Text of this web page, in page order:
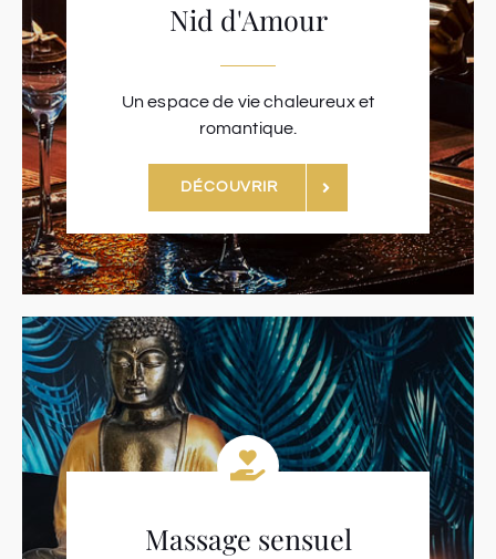
Nid d'Amour
Un espace de vie chaleureux et
romantique.
DÉCOUVRIR
Massage sensuel